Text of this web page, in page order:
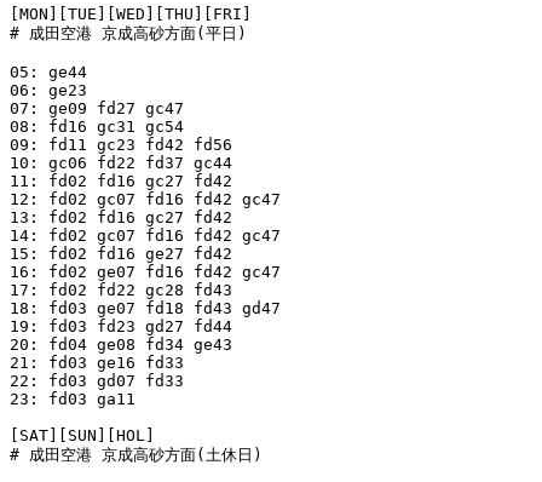
[MON][TUE][WED][THU][FRI]
# 成田空港 京成高砂方面(平日)
05: ge44
06: ge23
07: ge09 fd27 gc47
08: fd16 gc31 gc54
09: fd11 gc23 fd42 fd56
10: gc06 fd22 fd37 gc44
11: fd02 fd16 gc27 fd42
12: fd02 gc07 fd16 fd42 gc47
13: fd02 fd16 gc27 fd42
14: fd02 gc07 fd16 fd42 gc47
15: fd02 fd16 ge27 fd42
16: fd02 ge07 fd16 fd42 gc47
17: fd02 fd22 gc28 fd43
18: fd03 ge07 fd18 fd43 gd47
19: fd03 fd23 gd27 fd44
20: fd04 ge08 fd34 ge43
21: fd03 ge16 fd33
22: fd03 gd07 fd33
23: fd03 ga11
[SAT][SUN][HOL]
# 成田空港 京成高砂方面(土休日)